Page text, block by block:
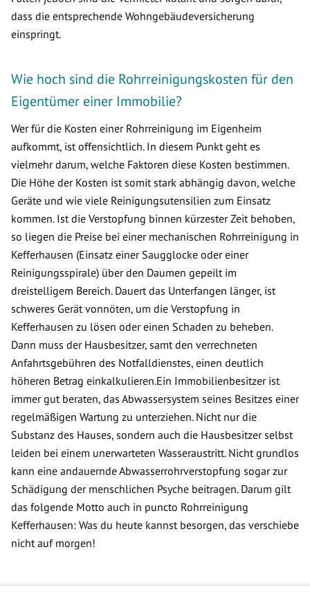
dass die entsprechende Wohngebäudeversicherung
einspringt.
Wie hoch sind die Rohrreinigungskosten für den
Eigentümer einer Immobilie?
Wer für die Kosten einer Rohrreinigung im Eigenheim
aufkommt, ist offensichtlich. In diesem Punkt geht es
vielmehr darum, welche Faktoren diese Kosten bestimmen.
Die Höhe der Kosten ist somit stark abhängig davon, welche
Geräte und wie viele Reinigungsutensilien zum Einsatz
kommen. Ist die Verstopfung binnen kürzester Zeit behoben,
so liegen die Preise bei einer mechanischen Rohrreinigung in
Kefferhausen (Einsatz einer Saugglocke oder einer
Reinigungsspirale) über den Daumen gepeilt im
dreistelligem Bereich. Dauert das Unterfangen länger, ist
schweres Gerät vonnöten, um die Verstopfung in
Kefferhausen zu lösen oder einen Schaden zu beheben.
Dann muss der Hausbesitzer, samt den verrechneten
Anfahrtsgebühren des Notfalldienstes, einen deutlich
höheren Betrag einkalkulieren.Ein Immobilienbesitzer ist
immer gut beraten, das Abwassersystem seines Besitzes einer
regelmäßigen Wartung zu unterziehen. Nicht nur die
Substanz des Hauses, sondern auch die Hausbesitzer selbst
leiden bei einem unerwarteten Wasseraustritt. Nicht grundlos
kann eine andauernde Abwasserrohrverstopfung sogar zur
Schädigung der menschlichen Psyche beitragen. Darum gilt
das folgende Motto auch in puncto Rohrreinigung
Kefferhausen: Was du heute kannst besorgen, das verschiebe
nicht auf morgen!